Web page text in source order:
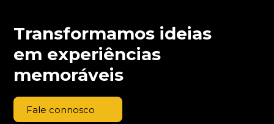
Transformamos ideias
em experiências
memoráveis
Fale connosco